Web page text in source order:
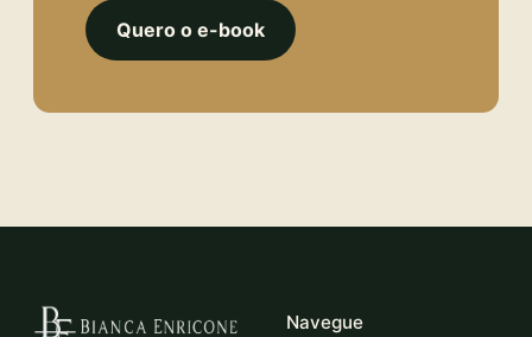
Quero o e-book
Navegue